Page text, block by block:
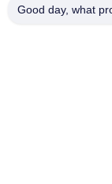
Zhihui
Good day, what